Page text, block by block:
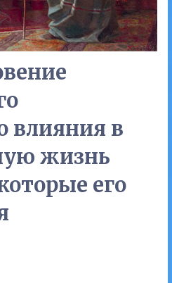
влияния в
жизнь
его